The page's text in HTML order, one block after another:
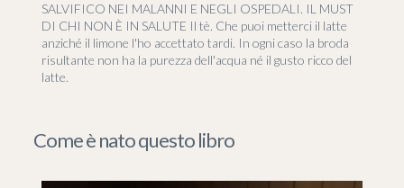
SALVIFICO NEI MALANNI E NEGLI OSPEDALI. IL MUST
DI CHI NON È IN SALUTE Il tè. Che puoi metterci il latte
anziché il limone l'ho accettato tardi. In ogni caso la broda
risultante non ha la purezza dell'acqua né il gusto ricco del
latte.
Come è nato questo libro